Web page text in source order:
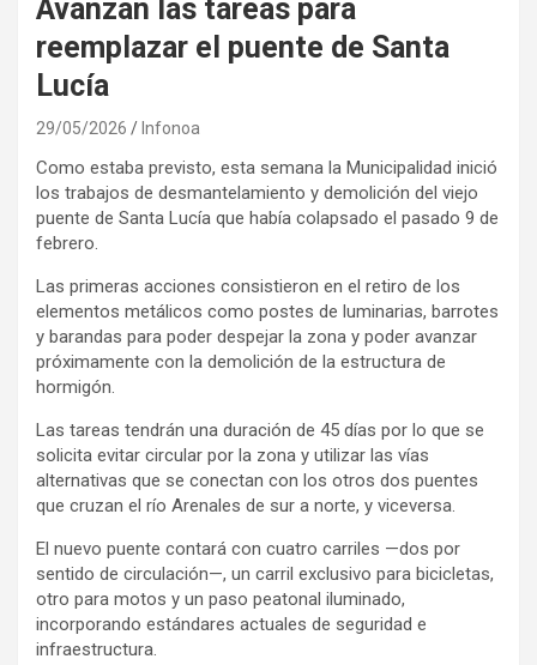
Avanzan las tareas para
reemplazar el puente de Santa
Lucía
29/05/2026 Infonoa
Como estaba previsto, esta semana la Municipalidad inició
los trabajos de desmantelamiento y demolición del viejo
puente de Santa Lucía que había colapsado el pasado 9 de
febrero.
Las primeras acciones consistieron en el retiro de los
elementos metálicos como postes de luminarias, barrotes
y barandas para poder despejar la zona y poder avanzar
próximamente con la demolición de la estructura de
hormigón.
Las tareas tendrán una duración de 45 días por lo que se
solicita evitar circular por la zona y utilizar las vías
alternativas que se conectan con los otros dos puentes
que cruzan el río Arenales de sur a norte, y viceversa.
El nuevo puente contará con cuatro carriles —dos por
sentido de circulación—, un carril exclusivo para bicicletas,
otro para motos y un paso peatonal iluminado,
incorporando estándares actuales de seguridad e
infraestructura.